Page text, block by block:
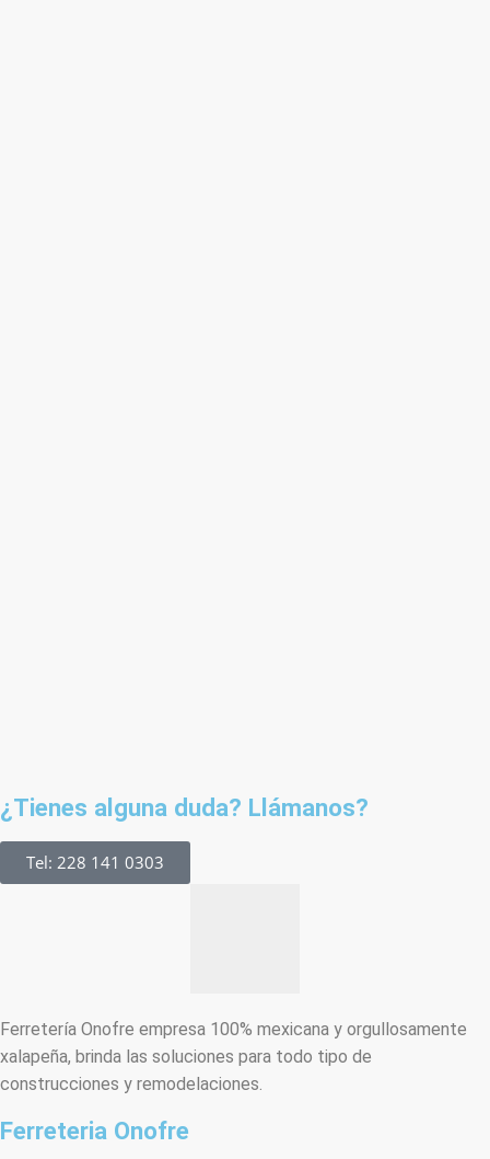
¿Tienes alguna duda? Llámanos?
Tel: 228 141 0303
Ferretería Onofre empresa 100% mexicana y orgullosamente
xalapeña, brinda las soluciones para todo tipo de
construcciones y remodelaciones.
Ferreteria Onofre